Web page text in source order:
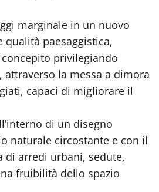
marginale in un nuovo
qualità paesaggistica,
privilegiando
la messa a dimora
capaci di migliorare il
di un disegno
naturale circostante e con il
di arredi urbani, sedute,
fruibilità dello spazio